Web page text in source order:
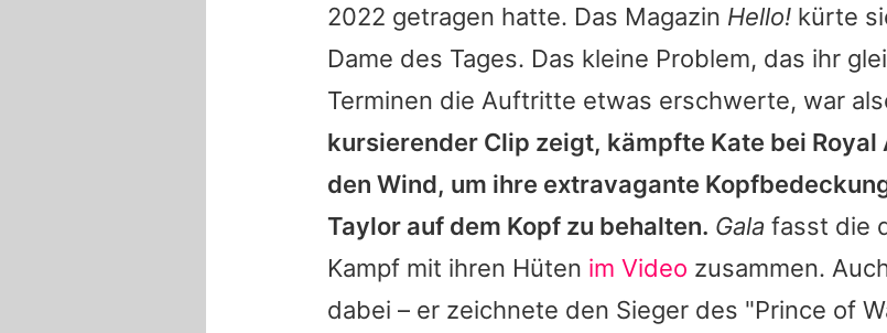
2022 getragen hatte. Das Magazin Hello! kürte
Dame des Tages. Das kleine Problem, das ihr
Terminen die Auftritte etwas erschwerte, war
kursierender Clip zeigt, kämpfte Kate bei
den Wind, um ihre extravagante
Taylor auf dem Kopf zu behalten. Gala fasst die
Kampf mit ihren Hüten im Video zusammen.
dabei – er zeichnete den Sieger des "Prince of